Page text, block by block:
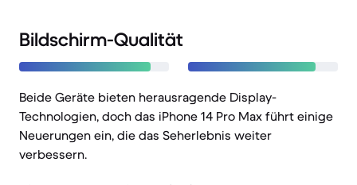
Bildschirm-Qualität
Beide Geräte bieten herausragende Display-
Technologien, doch das iPhone 14 Pro Max führt einige
Neuerungen ein, die das Seherlebnis weiter
verbessern.